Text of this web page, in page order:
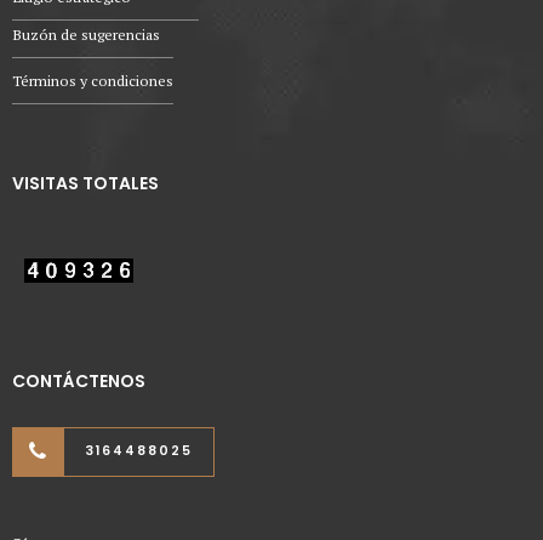
Buzón de sugerencias
Términos y condiciones
VISITAS TOTALES
CONTÁCTENOS
3164488025